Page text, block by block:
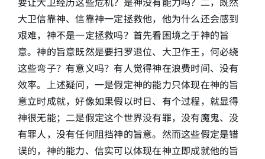
下载
大卫信靠神、信靠神一定拯救他，他为什么还会感到
艰难，神不是一定拯救吗？首先看困境之于神的旨
意。神的旨意既然是要扫罗退位、大卫作王，何必绕
这些弯子？有意义吗？有人觉得神在浪费时间、没有
效率。上述疑问，一是假定神的能力只体现在神的旨
意立时成就，好像如果假以时日、有个过程，就显得
神很无能；二是假定这个世界没有罪，没有魔鬼、没
有罪人，没有任何阻挡神的旨意。然而这些假定是错
误的，神的能力、信实可以体现在神立即成就他的旨